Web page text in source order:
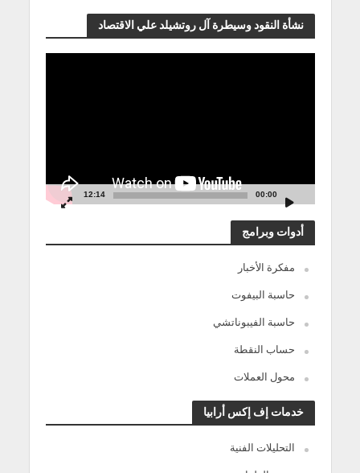
نشأة النقود وسيطرة آل روتشيلد علي الاقتصاد
00:00
12:14
أدوات وبرامج
مفكرة الأخبار
حاسبة البيفوت
حاسبة الفيبوناتشي
حساب النقطة
محول العملات
خدمات إف إكس أرابيا
التحليلات الفنية